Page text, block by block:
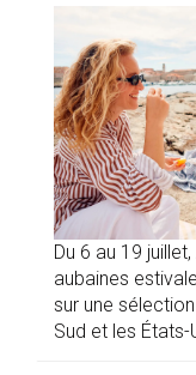
Du 6 au 19
aubaines
sur une sélection
Sud et les États-